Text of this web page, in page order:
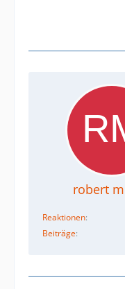
robert
Reaktionen
Beiträge